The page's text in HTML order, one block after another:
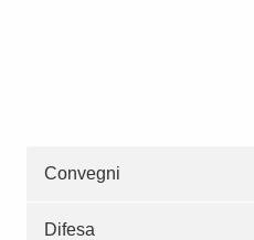
Convegni
Difesa